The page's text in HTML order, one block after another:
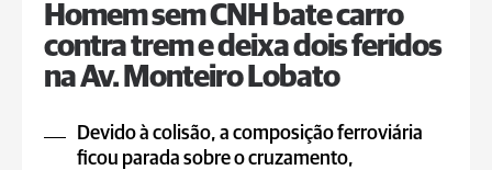
Homem sem CNH bate carro
contra trem e deixa dois feridos
na Av. Monteiro Lobato
Devido à colisão, a composição ferroviária
ficou parada sobre o cruzamento,